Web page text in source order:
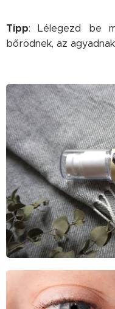
Tipp: Lélegezd be
bőrödnek, az